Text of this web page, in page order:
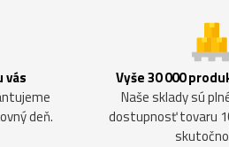
vás
deň.
Vyše 30 000
Naše sklady sú
dostupnosť tovaru